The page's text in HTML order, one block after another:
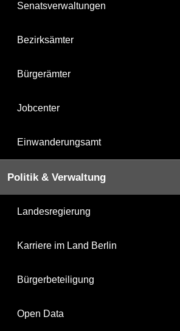
Senatsverwaltungen
Bezirksämter
Bürgerämter
Jobcenter
Einwanderungsamt
Politik & Verwaltung
Landesregierung
Karriere im Land Berlin
Bürgerbeteiligung
Open Data